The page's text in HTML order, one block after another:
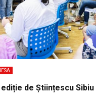
de Științescu